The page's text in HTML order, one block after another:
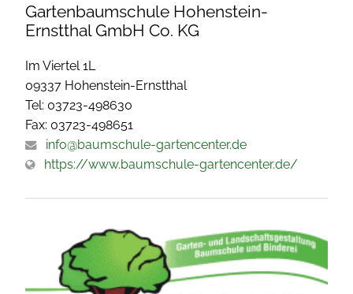
Gartenbaumschule Hohenstein-
Ernstthal GmbH Co. KG
Im Viertel 1L
09337 Hohenstein-Ernstthal
Tel: 03723-498630
Fax: 03723-498651
info@baumschule-gartencenter.de
https://www.baumschule-gartencenter.de/